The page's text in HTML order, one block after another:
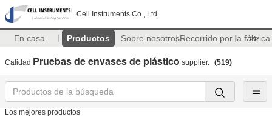
Cell Instruments Co., Ltd.
En casa Productos Sobre nosotrosRecorrido por la fábrica
>>
Calidad Pruebas de envases de plástico supplier. (519)
Los mejores productos